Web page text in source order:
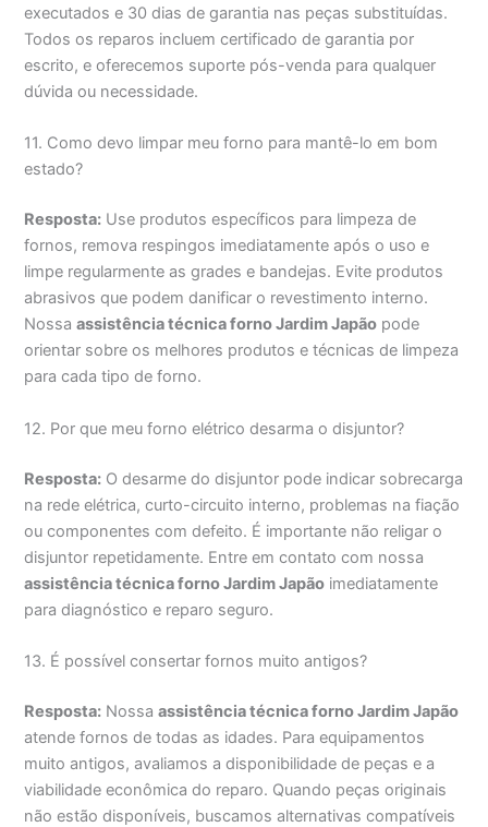
executados e 30 dias de garantia nas peças substituídas.
Todos os reparos incluem certificado de garantia por
escrito, e oferecemos suporte pós-venda para qualquer
dúvida ou necessidade.
11. Como devo limpar meu forno para mantê-lo em bom
estado?
Resposta: Use produtos específicos para limpeza de
fornos, remova respingos imediatamente após o uso e
limpe regularmente as grades e bandejas. Evite produtos
abrasivos que podem danificar o revestimento interno.
Nossaassistência técnica forno Jardim Japão pode
orientar sobre os melhores produtos e técnicas de limpeza
para cada tipo de forno.
12. Por que meu forno elétrico desarma o disjuntor?
Resposta: O desarme do disjuntor pode indicar sobrecarga
na rede elétrica, curto-circuito interno, problemas na fiação
ou componentes com defeito. É importante não religar o
disjuntor repetidamente. Entre em contato com nossa
assistência técnica forno Jardim Japão imediatamente
para diagnóstico e reparo seguro.
13. É possível consertar fornos muito antigos?
Resposta: Nossaassistência técnica forno Jardim Japão
atende fornos de todas as idades. Para equipamentos
muito antigos, avaliamos a disponibilidade de peças e a
viabilidade econômica do reparo. Quando peças originais
não estão disponíveis, buscamos alternativas compatíveis